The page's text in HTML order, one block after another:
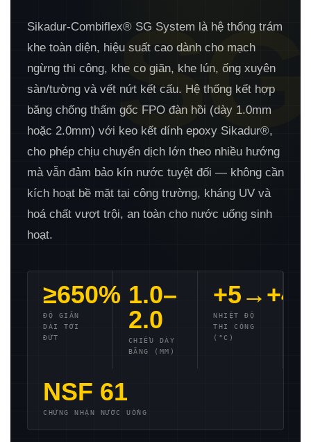
SG
Sikadur-Combiflex® SG System là hệ thống trám
khe toàn diện, hiệu suất cao dành cho mạch
ngừng thi công, khe co giãn, khe lún, ống xuyên
sàn/tường và vết nứt kết cấu. Hệ thống kết hợp
băng chống thấm gốc FPO đàn hồi (dày 1.0mm
hoặc 2.0mm) với keo kết dính epoxy Sikadur®,
cho phép chịu chuyển dịch lớn theo nhiều hướng
mà vẫn đảm bảo kín nước tuyệt đối — không cần
kích hoạt bề mặt tại công trường, kháng UV và
hoá chất vượt trội, an toàn cho nước uống sinh
hoạt.
≥650%
ĐỘ GIÃN
DÀI TỚI
ĐỨT
1.0–
2.0
CHIỀU DÀY
BĂNG (MM)
+5→+40
NHIỆT ĐỘ
THI CÔNG
(°C)
NSF 61
CHỨNG NHẬN NƯỚC UỐNG